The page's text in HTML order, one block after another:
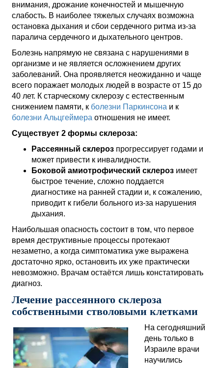
внимания, дрожание конечностей и мышечную
слабость. В наиболее тяжелых случаях возможна
остановка дыхания и сбои сердечного ритма из-за
паралича сердечного и дыхательного центров.
Болезнь напрямую не связана с нарушениями в
организме и не является осложнением других
заболеваний. Она проявляется неожиданно и чаще
всего поражает молодых людей в возрасте от 15 до
40 лет. К старческому склерозу с естественным
снижением памяти, к болезни Паркинсона и к
болезни Альцгеймера отношения не имеет.
Существует 2 формы склероза:
Рассеянный склероз прогрессирует годами и
может привести к инвалидности.
Боковой амиотрофический склероз имеет
быстрое течение, сложно поддается
диагностике на ранней стадии и, к сожалению,
приводит к гибели больного из-за нарушения
дыхания.
Наибольшая опасность состоит в том, что первое
время деструктивные процессы протекают
незаметно, а когда симптоматика уже выражена
достаточно ярко, остановить их уже практически
невозможно. Врачам остаётся лишь констатировать
диагноз.
Лечение рассеянного склероза
собственными стволовыми клетками
На сегодняшний
день только в
Израиле врачи
научились